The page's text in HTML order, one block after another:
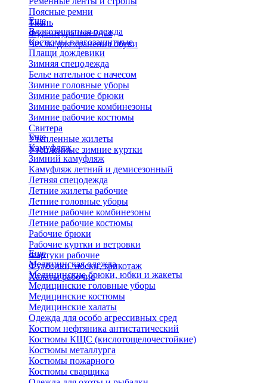
Поясные ремни
Ткань
Фурнитура швейная
Чехлы для хранения обуви
Еще
Влагозащитная одежда
Костюмы влагозащитные
Плащи дождевики
Зимняя спецодежда
Белье нательное с начесом
Зимние головные уборы
Зимние рабочие брюки
Зимние рабочие комбинезоны
Зимние рабочие костюмы
Свитера
Утепленные жилеты
Утепленные зимние куртки
Еще
Камуфляж
Зимний камуфляж
Камуфляж летний и демисезонный
Летняя спецодежда
Летние жилеты рабочие
Летние головные уборы
Летние рабочие комбинезоны
Летние рабочие костюмы
Рабочие брюки
Рабочие куртки и ветровки
Фартуки рабочие
Футболки, носки, трикотаж
Халаты рабочие
Еще
Медицинская одежда
Медицинские брюки, юбки и жакеты
Медицинские головные уборы
Медицинские костюмы
Медицинские халаты
Одежда для особо агрессивных сред
Костюм нефтяника антистатический
Костюмы КЩС (кислотощелочестойкие)
Костюмы металлурга
Костюмы пожарного
Костюмы сварщика